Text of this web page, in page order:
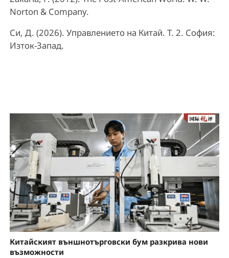
Norton & Company.
Си, Д. (2026). Управлението на Китай. Т. 2. София:
Изток-Запад.
Китайският външнотърговски бум разкрива нови
възможности